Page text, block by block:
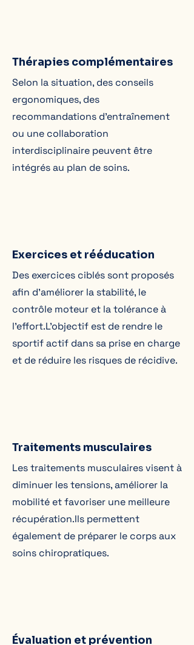
Thérapies complémentaires
Selon la situation, des conseils
ergonomiques, des
recommandations d’entraînement
ou une collaboration
interdisciplinaire peuvent être
intégrés au plan de soins.
Exercices et rééducation
Des exercices ciblés sont proposés
afin d’améliorer la stabilité, le
contrôle moteur et la tolérance à
l’effort.L’objectif est de rendre le
sportif actif dans sa prise en charge
et de réduire les risques de récidive.
Traitements musculaires
Les traitements musculaires visent à
diminuer les tensions, améliorer la
mobilité et favoriser une meilleure
récupération.Ils permettent
également de préparer le corps aux
soins chiropratiques.
Évaluation et prévention